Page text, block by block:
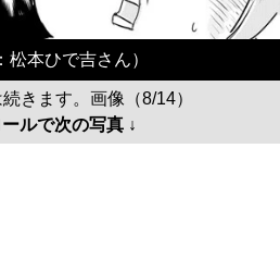
本ひで吉さん）
きます。画像（8/14）
ルで次の写真 ↓